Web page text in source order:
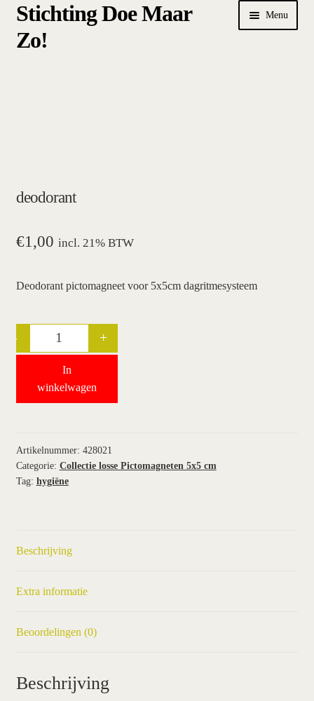
Ga
naar
Ga
de
Stichting Doe Maar
Zo!
Menu
bestellen
hoe werkt een plansysteem
wie wij zijn / contact
winkel
deodorant
€1,00 incl. 21% BTW
Deodorant pictomagneet voor 5x5cm dagritmesysteem
Quantity
- +
In
winkelwagen
Artikelnummer: 428021
Categorie: Collectie losse Pictomagneten 5x5 cm
Tag: hygiëne
Beschrijving
Extra informatie
Beoordelingen (0)
Beschrijving